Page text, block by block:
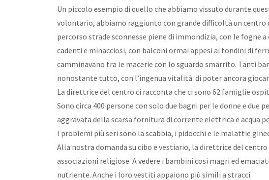
Un piccolo esempio di quello che abbiamo vissuto durante
volontario, abbiamo raggiunto con grande difficoltà un
percorso strade sconnesse piene di immondizia, con le fogne
cadenti e minacciosi, con balconi ormai appesi ai tondini di
camminavano tra le macerie con lo sguardo smarrito. Tanti
nonostante tutto, con l’ingenua vitalità di poter ancora
La direttrice del centro ci racconta che ci sono 62 famiglie
Sono circa 400 persone con solo due bagni per le donne e due
aggravata della scarsa fornitura di corrente elettrica e acqua
I problemi più seri sono la scabbia, i pidocchi e le malattie
Alla nostra domanda su cibo e vestiario, la direttrice del
associazioni religiose. A vedere i bambini cosi magri ed
nutriente. Anche i loro vestiti appaiono più simili a stracci.